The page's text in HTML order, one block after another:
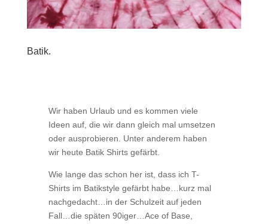
Batik.
Wir haben Urlaub und es kommen viele
Ideen auf, die wir dann gleich mal umsetzen
oder ausprobieren. Unter anderem haben
wir heute Batik Shirts gefärbt.
Wie lange das schon her ist, dass ich T-
Shirts im Batikstyle gefärbt habe…kurz mal
nachgedacht…in der Schulzeit auf jeden
Fall…die späten 90iger…Ace of Base,